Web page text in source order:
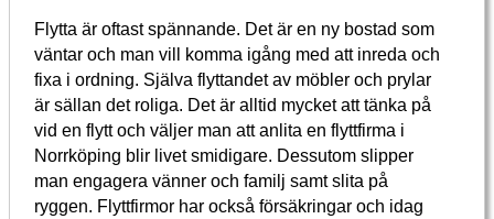
Flytta är oftast spännande. Det är en ny bostad som
väntar och man vill komma igång med att inreda och
fixa i ordning. Själva flyttandet av möbler och prylar
är sällan det roliga. Det är alltid mycket att tänka på
vid en flytt och väljer man att anlita en flyttfirma i
Norrköping blir livet smidigare. Dessutom slipper
man engagera vänner och familj samt slita på
ryggen. Flyttfirmor har också försäkringar och idag